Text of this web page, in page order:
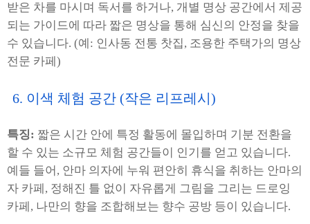
받은 차를 마시며 독서를 하거나, 개별 명상 공간에서 제공
되는 가이드에 따라 짧은 명상을 통해 심신의 안정을 찾을
수 있습니다. (예: 인사동 전통 찻집, 조용한 주택가의 명상
전문 카페)
6. 이색 체험 공간 (작은 리프레시)
특징: 짧은 시간 안에 특정 활동에 몰입하며 기분 전환을
할 수 있는 소규모 체험 공간들이 인기를 얻고 있습니다.
예들 들어, 안마 의자에 누워 편안히 휴식을 취하는 안마의
자 카페, 정해진 틀 없이 자유롭게 그림을 그리는 드로잉
카페, 나만의 향을 조합해보는 향수 공방 등이 있습니다.